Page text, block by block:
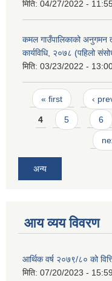
मिति: 04/27/2022 -
कमल गाउँपालिकाको अनुगमन
कार्यविधि, २०७८ (पहिलो
मिति: 03/23/2022 -
Pages
« first ‹
4 5 6
अन्य
आय व्यय विवरण
आर्थिक वर्ष २०७९/८० को
मिति: 07/20/2023 - 15:59